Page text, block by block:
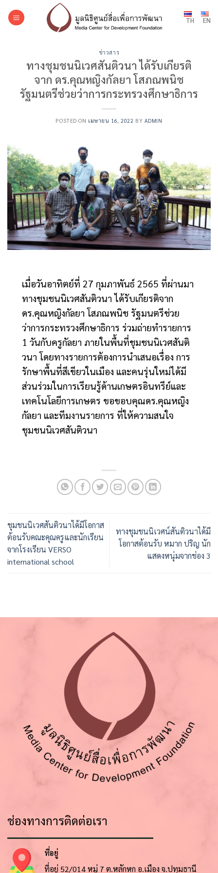
TH EN
ข่าวสาร
ทางชุมชนนิเวศสันติวนา ได้รับเกียรติ
จาก ดร.คุณหญิงกัลยา โสภณพนิช
รัฐมนตรีช่วยว่าการกระทรวงศึกษาธิการ
POSTED ON เมษายน 16, 2022 BY ADMIN
เมื่อวันอาทิตย์ที่ 27 กุมภาพันธ์ 2565 ที่ผ่านมา
ทางชุมชนนิเวศสันติวนา ได้รับเกียรติจาก
ดร.คุณหญิงกัลยา โสภณพนิช รัฐมนตรีช่วย
ว่าการกระทรวงศึกษาธิการ ร่วมถ่ายทำรายการ
1 วันกับครูกัลยา ภายในพื้นที่ชุมชนนิเวศสันติ
วนา โดยทางรายการต้องการนำเสนอเรื่อง การ
รักษาพื้นที่สีเขียวในเมือง และคนรุ่นใหม่ได้มี
ส่วนร่วมในการเรียนรู้ด้านเกษตรอินทรีย์และ
เทคโนโลยีการเกษตร ขอขอบคุณดร.คุณหญิง
กัลยา และทีมงานรายการ ที่ให้ความสนใจ
ชุมชนนิเวศสันติวนา
ชุมชนนิเวศสันติวนาได้มีโอกาส
ต้อนรับคณะคุณครูและนักเรียน
จากโรงเรียน VERSO
international school
ทางชุมชนนิเวศน์สันติวนาได้มี
โอกาสต้อนรับ หมาก ปริญ นัก
แสดงหนุ่มจากช่อง 3
ช่องทางการติดต่อเรา
ที่อยู่
ที่อยู่ 52/014 หมู่ 7 ต.หลักหก อ.เมือง จ.ปทุมธานี